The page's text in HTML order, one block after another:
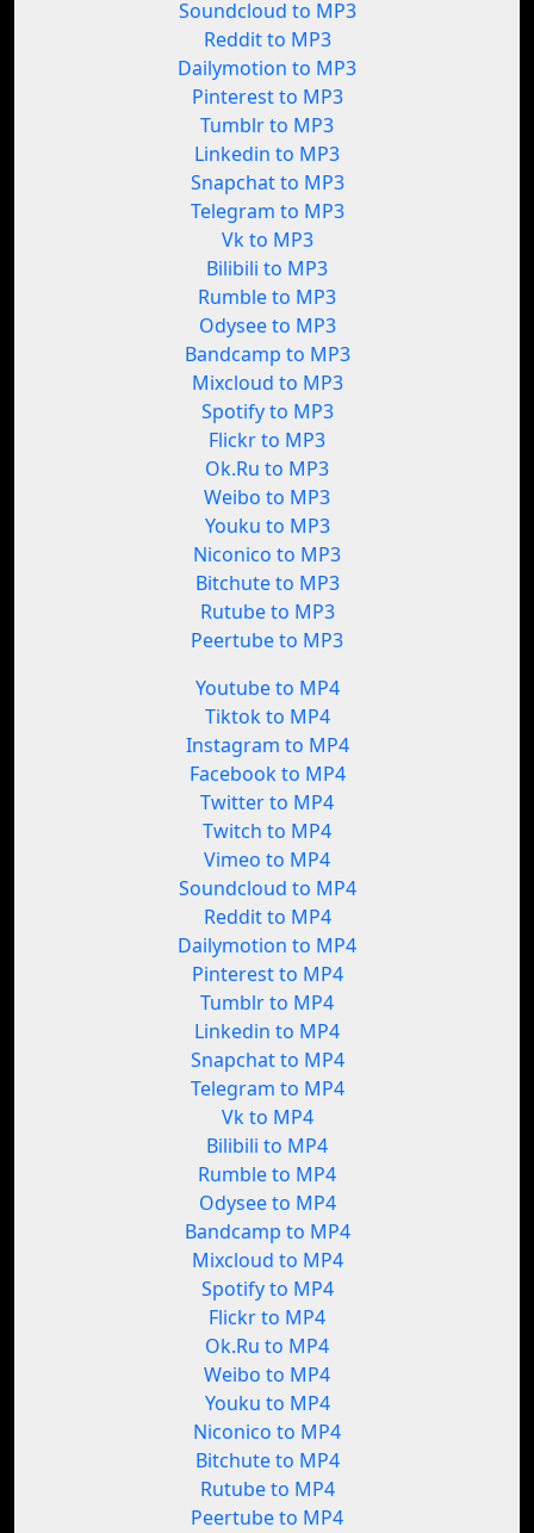
Soundcloud to MP3
Reddit to MP3
Dailymotion to MP3
Pinterest to MP3
Tumblr to MP3
Linkedin to MP3
Snapchat to MP3
Telegram to MP3
Vk to MP3
Bilibili to MP3
Rumble to MP3
Odysee to MP3
Bandcamp to MP3
Mixcloud to MP3
Spotify to MP3
Flickr to MP3
Ok.Ru to MP3
Weibo to MP3
Youku to MP3
Niconico to MP3
Bitchute to MP3
Rutube to MP3
Peertube to MP3
Youtube to MP4
Tiktok to MP4
Instagram to MP4
Facebook to MP4
Twitter to MP4
Twitch to MP4
Vimeo to MP4
Soundcloud to MP4
Reddit to MP4
Dailymotion to MP4
Pinterest to MP4
Tumblr to MP4
Linkedin to MP4
Snapchat to MP4
Telegram to MP4
Vk to MP4
Bilibili to MP4
Rumble to MP4
Odysee to MP4
Bandcamp to MP4
Mixcloud to MP4
Spotify to MP4
Flickr to MP4
Ok.Ru to MP4
Weibo to MP4
Youku to MP4
Niconico to MP4
Bitchute to MP4
Rutube to MP4
Peertube to MP4